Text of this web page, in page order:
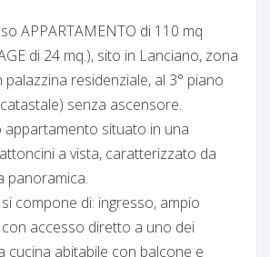
APPARTAMENTO di 110 mq
di 24 mq.), sito in Lanciano, zona
palazzina residenziale, al 3° piano
senza ascensore.
appartamento situato in una
a vista, caratterizzato da
panoramica.
compone di: ingresso, ampio
accesso diretto a uno dei
cucina abitabile con balcone e